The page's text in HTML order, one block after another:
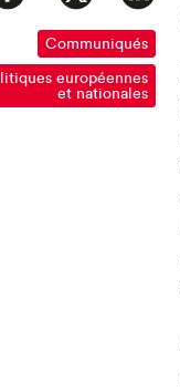
Communiqués
européennes
et nationales